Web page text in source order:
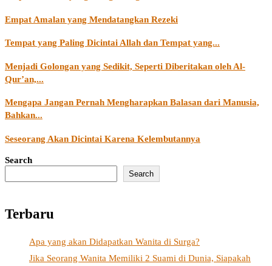
Empat Amalan yang Mendatangkan Rezeki
Tempat yang Paling Dicintai Allah dan Tempat yang...
Menjadi Golongan yang Sedikit, Seperti Diberitakan oleh Al-
Qur’an,...
Mengapa Jangan Pernah Mengharapkan Balasan dari Manusia,
Bahkan...
Seseorang Akan Dicintai Karena Kelembutannya
Search
Search
Terbaru
Apa yang akan Didapatkan Wanita di Surga?
Jika Seorang Wanita Memiliki 2 Suami di Dunia, Siapakah